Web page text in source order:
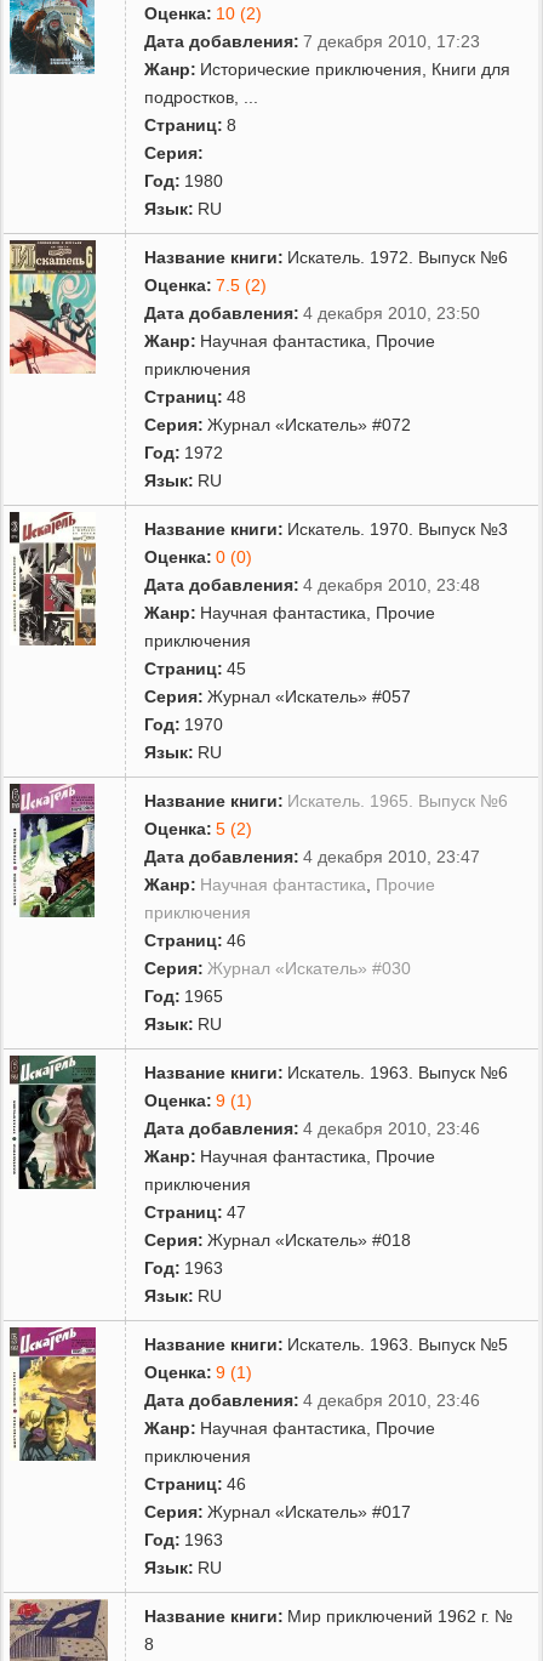
Оценка: 10 (2)
Дата добавления: 7 декабря 2010, 17:23
Жанр: Исторические приключения
Книги для
подростков
Страниц: 8
Серия:
Год: 1980
Язык: RU
Название книги: Искатель. 1972. Выпуск №6
Оценка: 7.5 (2)
Дата добавления: 4 декабря 2010, 23:50
Жанр: Научная фантастика
Прочие
приключения
Страниц: 48
Серия: Журнал «Искатель» #072
Год: 1972
Язык: RU
Название книги: Искатель. 1970. Выпуск №3
Оценка: 0 (0)
Дата добавления: 4 декабря 2010, 23:48
Жанр: Научная фантастика
Прочие
приключения
Страниц: 45
Серия: Журнал «Искатель» #057
Год: 1970
Язык: RU
Название книги: Искатель. 1965. Выпуск №6
Оценка: 5 (2)
Дата добавления: 4 декабря 2010, 23:47
Жанр: Научная фантастика
Прочие
приключения
Страниц: 46
Серия: Журнал «Искатель» #030
Год: 1965
Язык: RU
Название книги: Искатель. 1963. Выпуск №6
Оценка: 9 (1)
Дата добавления: 4 декабря 2010, 23:46
Жанр: Научная фантастика
Прочие
приключения
Страниц: 47
Серия: Журнал «Искатель» #018
Год: 1963
Язык: RU
Название книги: Искатель. 1963. Выпуск №5
Оценка: 9 (1)
Дата добавления: 4 декабря 2010, 23:46
Жанр: Научная фантастика
Прочие
приключения
Страниц: 46
Серия: Журнал «Искатель» #017
Год: 1963
Язык: RU
Название книги: Мир приключений 1962 г. №
8